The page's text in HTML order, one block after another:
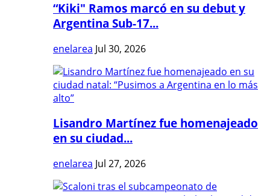
“Kiki" Ramos marcó en su debut y
Argentina Sub-17...
enelarea Jul 30, 2026
Lisandro Martínez fue homenajeado
en su ciudad...
enelarea Jul 27, 2026